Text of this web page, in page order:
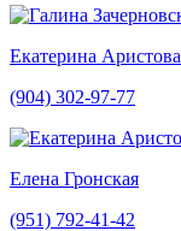
Екатерина Аристова
(904) 302-97-77
Елена Гронская
(951) 792-41-42